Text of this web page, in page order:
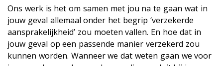
Ons werk is het om samen met jou na te gaan wat in
jouw geval allemaal onder het begrip ‘verzekerde
aansprakelijkheid’ zou moeten vallen. En hoe dat in
jouw geval op een passende manier verzekerd zou
kunnen worden. Wanneer we dat weten gaan we voor